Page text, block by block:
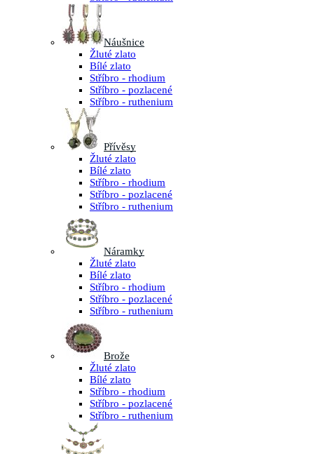
Náušnice
Žluté zlato
Bílé zlato
Stříbro - rhodium
Stříbro - pozlacené
Stříbro - ruthenium
Přívěsy
Žluté zlato
Bílé zlato
Stříbro - rhodium
Stříbro - pozlacené
Stříbro - ruthenium
Náramky
Žluté zlato
Bílé zlato
Stříbro - rhodium
Stříbro - pozlacené
Stříbro - ruthenium
Brože
Žluté zlato
Bílé zlato
Stříbro - rhodium
Stříbro - pozlacené
Stříbro - ruthenium